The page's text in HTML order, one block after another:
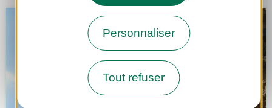
Personnaliser
Tout refuser